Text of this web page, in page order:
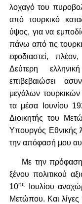
λοχαγό του
από τουρκικό
ύψος, για να
πάνω από τις
εφοδιαστεί,
Δεύτερη
επιβεβαιώσει
μεγάλων
τα μέσα Ιουνίου
Διοικητής του
Υπουργός Εθνικής
την απόφασή μου
Με την πρόφαση,
ξένου πολιτικού
10ης
Ιουλίου
Μετώπου. Και